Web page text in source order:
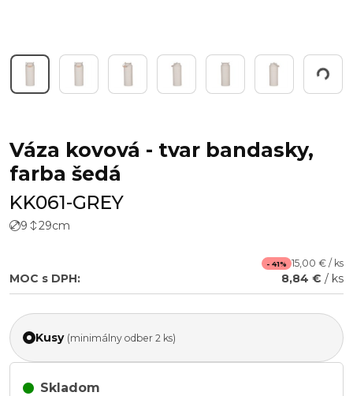
Working...
Váza kovová - tvar bandasky,
farba šedá
KK061-GREY
9 29cm
- 41% 15,00 € / ks
MOC s DPH: 8,84 € / ks
Kusy (minimálny odber 2 ks)
Skladom